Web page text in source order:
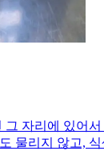
그 자리에 있어
물리지 않고,